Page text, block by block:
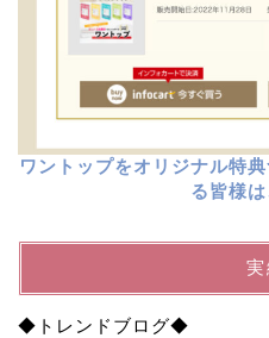
ワントップをオリジナル特
る皆様
◆トレンドブログ◆